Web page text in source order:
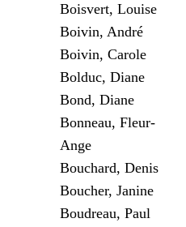
Boisvert, Louise
Boivin, André
Boivin, Carole
Bolduc, Diane
Bond, Diane
Bonneau, Fleur-
Ange
Bouchard, Denis
Boucher, Janine
Boudreau, Paul